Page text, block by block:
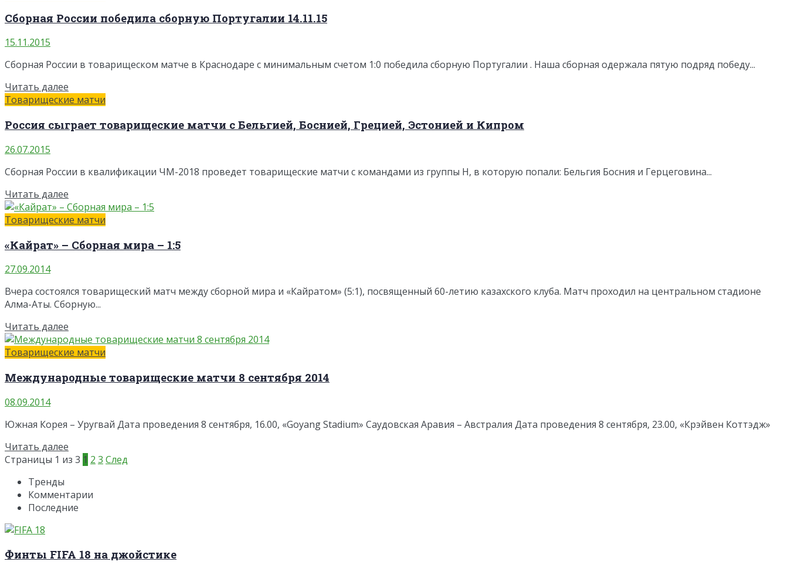
Сборная России победила сборную Португалии 14.11.15
15.11.2015
Сборная России в товарищеском матче в Краснодаре с минимальным счетом 1:0 победила сборную Португалии . Наша сборная одержала пятую подряд победу...
Читать далее
Товарищеские матчи
Россия сыграет товарищеские матчи с Бельгией, Боснией, Грецией, Эстонией и Кипром
26.07.2015
Сборная России в квалификации ЧМ-2018 проведет товарищеские матчи с командами из группы H, в которую попали: Бельгия Босния и Герцеговина...
Читать далее
Товарищеские матчи
«Кайрат» – Сборная мира – 1:5
27.09.2014
Вчера состоялся товарищеский матч между сборной мира и «Кайратом» (5:1), посвященный 60-летию казахского клуба. Матч проходил на центральном стадионе
Алма-Аты. Сборную...
Читать далее
Товарищеские матчи
Международные товарищеские матчи 8 сентября 2014
08.09.2014
Южная Корея – Уругвай Дата проведения 8 сентября, 16.00, «Goyang Stadium» Саудовская Аравия – Австралия Дата проведения 8 сентября, 23.00, «Крэйвен Коттэдж»
Читать далее
Страницы 1 из 3 1 2 3 След
Тренды
Комментарии
Последние
Финты FIFA 18 на джойстике